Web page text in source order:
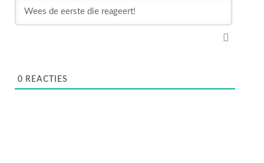
0 REACTIES